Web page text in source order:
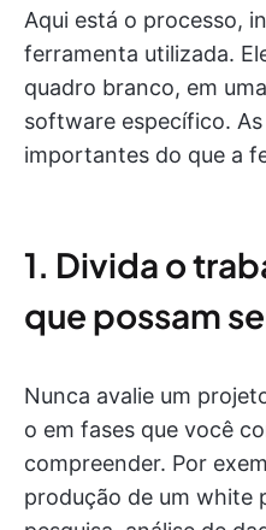
Aqui está o processo,
ferramenta utilizada.
quadro branco, em
software específico.
importantes do que a
1. Divida o
que possam
Nunca avalie um
o em fases que você
compreender. Por
produção de um white